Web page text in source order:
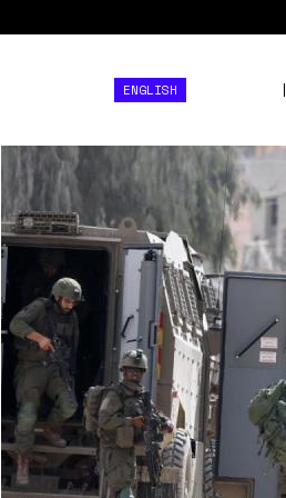
ENGLISH
66cf13a39850a.r_d.2052-
1081-
4000.jpeg